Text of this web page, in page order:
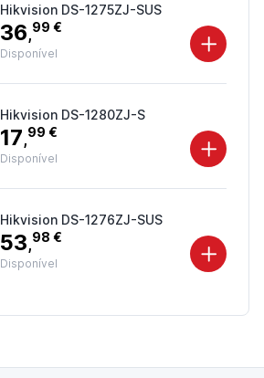
Hikvision DS-1275ZJ-SUS
36,99 €
Disponível
Hikvision DS-1280ZJ-S
17,99 €
Disponível
Hikvision DS-1276ZJ-SUS
53,98 €
Disponível